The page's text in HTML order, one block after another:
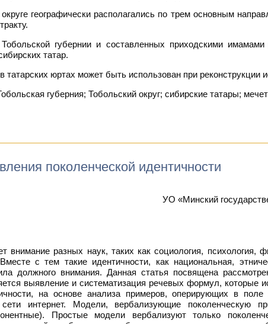
географически располагались по трем основным
губернии и составленных приходскими
татар.
юртах может быть использован при реконструкции
губерния; Тобольский округ; сибирские татары;
поколенческой идентичности
УО «Минский
внимание разных наук, таких как социология,
с тем такие идентичности, как национальная,
должного внимания. Данная статья посвящена
выявление и систематизация речевых формул, которые
на основе анализа примеров, оперирующих в
интернет. Модели, вербализующие поколенческую
Простые модели вербализуют только